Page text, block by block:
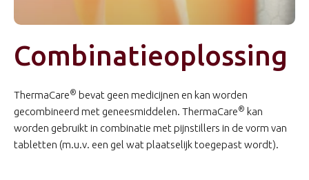
Combinatieoplossing
ThermaCare® bevat geen medicijnen en kan worden
gecombineerd met geneesmiddelen. ThermaCare® kan
worden gebruikt in combinatie met pijnstillers in de vorm van
tabletten (m.u.v. een gel wat plaatselijk toegepast wordt).